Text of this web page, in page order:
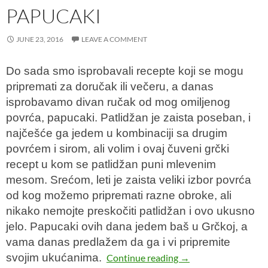
PAPUCAKI
JUNE 23, 2016 LEAVE A COMMENT
Do sada smo isprobavali recepte koji se mogu
pripremati za doručak ili večeru, a danas
isprobavamo divan ručak od mog omiljenog
povrća, papucaki. Patlidžan je zaista poseban, i
najčešće ga jedem u kombinaciji sa drugim
povrćem i sirom, ali volim i ovaj čuveni grčki
recept u kom se patlidžan puni mlevenim
mesom. Srećom, leti je zaista veliki izbor povrća
od kog možemo pripremati razne obroke, ali
nikako nemojte preskočiti patlidžan i ovo ukusno
jelo. Papucaki ovih dana jedem baš u Grčkoj, a
vama danas predlažem da ga i vi pripremite
svojim ukućanima. Continue reading Papucaki
→